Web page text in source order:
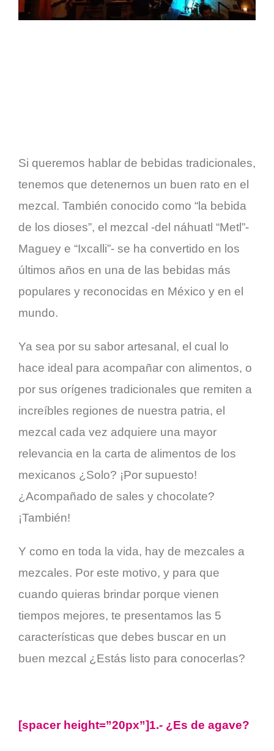
Carrito
Si queremos hablar de bebidas tradicionales,
tenemos que detenernos un buen rato en el
mezcal. También conocido como “la bebida
de los dioses”, el mezcal -del náhuatl “Metl”-
Maguey e “Ixcalli”- se ha convertido en los
últimos años en una de las bebidas más
populares y reconocidas en México y en el
mundo.
Ya sea por su sabor artesanal, el cual lo
hace ideal para acompañar con alimentos, o
por sus orígenes tradicionales que remiten a
increíbles regiones de nuestra patria, el
mezcal cada vez adquiere una mayor
relevancia en la carta de alimentos de los
mexicanos ¿Solo? ¡Por supuesto!
¿Acompañado de sales y chocolate?
¡También!
Y como en toda la vida, hay de mezcales a
mezcales. Por este motivo, y para que
cuando quieras brindar porque vienen
tiempos mejores, te presentamos las 5
características que debes buscar en un
buen mezcal ¿Estás listo para conocerlas?
[spacer height=”20px”]1.- ¿Es de agave?